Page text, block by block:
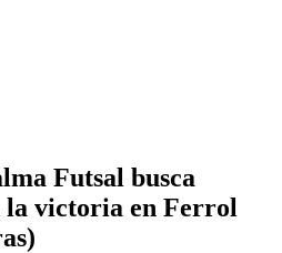
Futsal busca
la victoria en Ferrol